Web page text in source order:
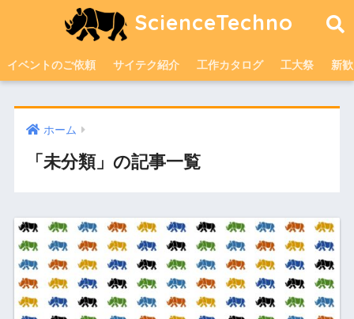
ScienceTechno
イベントのご依頼 サイテク紹介 工作カタログ 工大祭 新歓
ホーム
「未分類」の記事一覧